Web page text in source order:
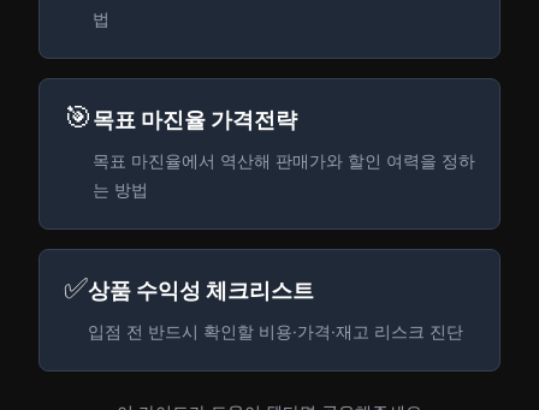
법
🎯목표 마진율 가격전략
목표 마진율에서 역산해 판매가와 할인 여력을 정하
는 방법
✅상품 수익성 체크리스트
입점 전 반드시 확인할 비용·가격·재고 리스크 진단